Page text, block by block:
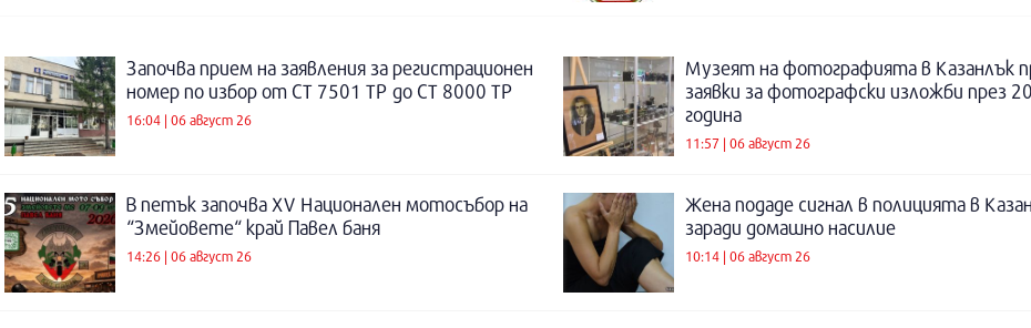
Започва прием на заявления за регистрационен
номер по избор от СТ 7501 ТР до СТ 8000 ТР
16:04 | 06 август 26
Музеят на фотографията в Казанлък
заявки за фотографски изложби през
година
11:57 | 06 август 26
В петък започва XV Национален мотосъбор на
“Змейовете“ край Павел баня
14:26 | 06 август 26
Жена подаде сигнал в полицията в
заради домашно насилие
10:14 | 06 август 26